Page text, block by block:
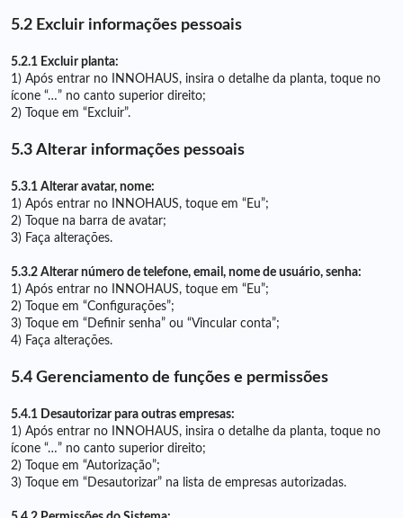
5.2 Excluir informações pessoais
5.2.1 Excluir planta:
1) Após entrar no INNOHAUS, insira o detalhe da planta, toque no
ícone “…” no canto superior direito;
2) Toque em “Excluir”.
5.3 Alterar informações pessoais
5.3.1 Alterar avatar, nome:
1) Após entrar no INNOHAUS, toque em “Eu”;
2) Toque na barra de avatar;
3) Faça alterações.
5.3.2 Alterar número de telefone, email, nome de usuário, senha:
1) Após entrar no INNOHAUS, toque em “Eu”;
2) Toque em “Configurações”;
3) Toque em “Definir senha” ou “Vincular conta”;
4) Faça alterações.
5.4 Gerenciamento de funções e permissões
5.4.1 Desautorizar para outras empresas:
1) Após entrar no INNOHAUS, insira o detalhe da planta, toque no
ícone “…” no canto superior direito;
2) Toque em “Autorização”;
3) Toque em “Desautorizar” na lista de empresas autorizadas.